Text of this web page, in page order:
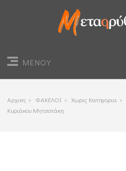
ΜΕΝΟΥ
Αρχικη > ΦΑΚΕΛΟΙ > Χωρις Κατηγορια >
Κυριάκου Μητσοτάκη